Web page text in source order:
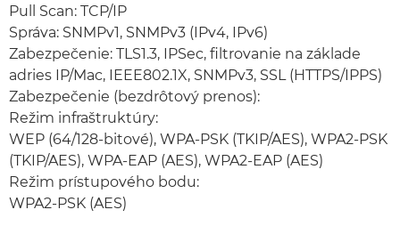
Pull Scan: TCP/IP
Správa: SNMPv1, SNMPv3 (IPv4, IPv6)
Zabezpečenie: TLS1.3, IPSec, filtrovanie na základe
adries IP/Mac, IEEE802.1X, SNMPv3, SSL (HTTPS/IPPS)
Zabezpečenie (bezdrôtový prenos):
Režim infraštruktúry:
WEP (64/128-bitové), WPA-PSK (TKIP/AES), WPA2-PSK
(TKIP/AES), WPA-EAP (AES), WPA2-EAP (AES)
Režim prístupového bodu:
WPA2-PSK (AES)